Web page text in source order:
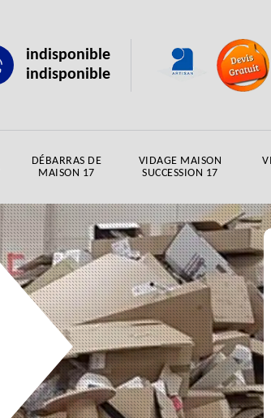
indisponible
indisponible
DÉBARRAS DE
MAISON 17
VIDAGE MAISON
SUCCESSION 17